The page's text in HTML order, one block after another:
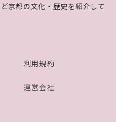
京都の文化・歴史を紹介して
利用規約
運営会社